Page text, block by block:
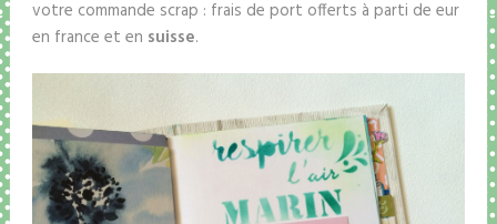
votre commande scrap : frais de port offerts à parti de eur
en france et en suisse.